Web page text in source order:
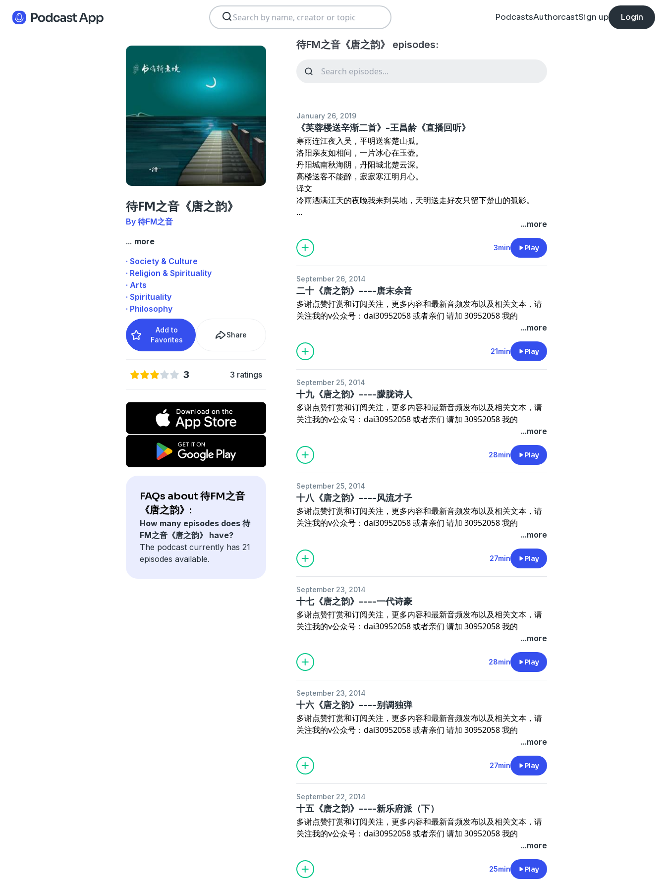
PodcastsAuthorcastSign up Login
待FM之音《唐之韵》
By 待FM之音
... more
· Society & Culture
· Religion & Spirituality
· Arts
· Spirituality
· Philosophy
Add to
Favorites
Share
3 3 ratings
FAQs about 待FM之音
《唐之韵》:
How many episodes does 待
FM之音《唐之韵》 have?
The podcast currently has 21
episodes available.
待FM之音《唐之韵》 episodes:
January 26, 2019
《芙蓉楼送辛渐二首》-王昌龄《直播回听》
寒雨连江夜入吴，平明送客楚山孤。
洛阳亲友如相问，一片冰心在玉壶。
丹阳城南秋海阴，丹阳城北楚云深。
高楼送客不能醉，寂寂寒江明月心。
译文
冷雨洒满江天的夜晚我来到吴地，天明送走好友只留下楚山的孤影。
...
...more
3min Play
September 26, 2014
二十《唐之韵》----唐末余音
多谢点赞打赏和订阅关注，更多内容和最新音频发布以及相关文本，请
关注我的v公众号：dai30952058 或者亲们 请加 30952058 我的
vxin（请注明来自喜马拉雅）进群交流，你的支持就是我的动力。《唐
...more
21min Play
September 25, 2014
十九《唐之韵》----朦胧诗人
多谢点赞打赏和订阅关注，更多内容和最新音频发布以及相关文本，请
关注我的v公众号：dai30952058 或者亲们 请加 30952058 我的
vxin（请注明来自喜马拉雅）进群交流，你的支持就是我的动力。《唐
...more
28min Play
September 25, 2014
十八《唐之韵》----风流才子
多谢点赞打赏和订阅关注，更多内容和最新音频发布以及相关文本，请
关注我的v公众号：dai30952058 或者亲们 请加 30952058 我的
vxin（请注明来自喜马拉雅）进群交流，你的支持就是我的动力。《唐
...more
27min Play
September 23, 2014
十七《唐之韵》----一代诗豪
多谢点赞打赏和订阅关注，更多内容和最新音频发布以及相关文本，请
关注我的v公众号：dai30952058 或者亲们 请加 30952058 我的
vxin（请注明来自喜马拉雅）进群交流，你的支持就是我的动力。《唐
...more
28min Play
September 23, 2014
十六《唐之韵》----别调独弹
多谢点赞打赏和订阅关注，更多内容和最新音频发布以及相关文本，请
关注我的v公众号：dai30952058 或者亲们 请加 30952058 我的
vxin（请注明来自喜马拉雅）进群交流，你的支持就是我的动力。《唐
...more
27min Play
September 22, 2014
十五《唐之韵》----新乐府派（下）
多谢点赞打赏和订阅关注，更多内容和最新音频发布以及相关文本，请
关注我的v公众号：dai30952058 或者亲们 请加 30952058 我的
vxin（请注明来自喜马拉雅）进群交流，你的支持就是我的动力。《唐
...more
25min Play